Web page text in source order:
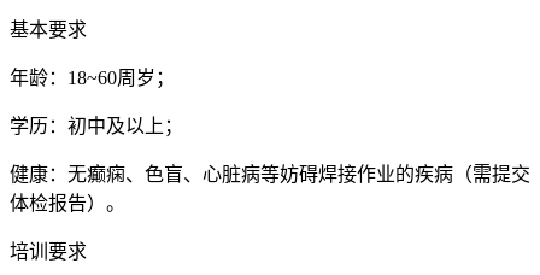
基本要求
年龄：18~60周岁；
学历：初中及以上；
健康：无癫痫、色盲、心脏病等妨碍焊接作业的疾病（需提交
体检报告）。
培训要求